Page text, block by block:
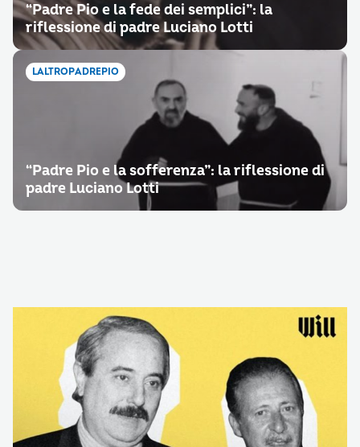
“Padre Pio e la fede dei semplici”: la
riflessione di padre Luciano Lotti
LALTROPADREPIO
“Padre Pio e la sofferenza”: la riflessione di
padre Luciano Lotti